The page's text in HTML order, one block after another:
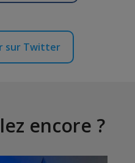
sur Twitter
encore ?